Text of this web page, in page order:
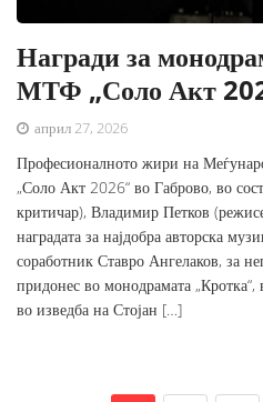
Награди за
МТФ „Соло Акт
април 27, 2026
Професионалното жири на
„Соло Акт 2026“ во Габрово, во
критичар), Владимир Петков
наградата за најдобра авторска
соработник Ставро Ангелаков, за
придонес во монодрамата
во изведба на Стојан […]